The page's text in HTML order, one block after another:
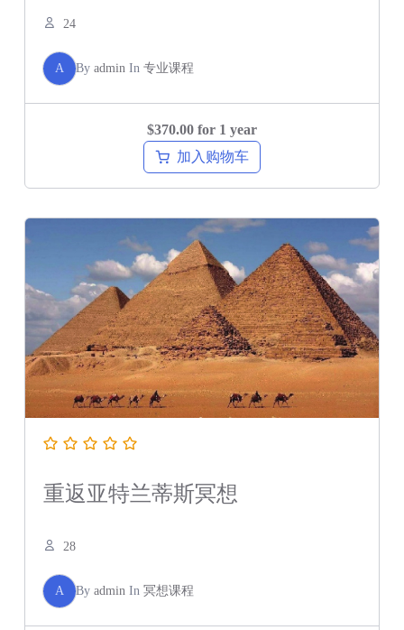
24
A By adminIn 专业课程
$370.00 for 1 year
加入购物车
重返亚特兰蒂斯冥想
28
A By adminIn 冥想课程